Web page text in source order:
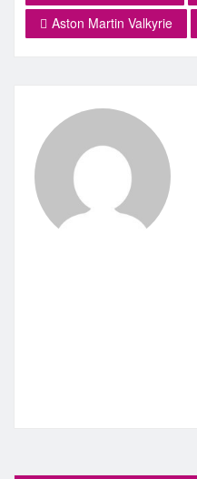
Aston Martin Valkyrie